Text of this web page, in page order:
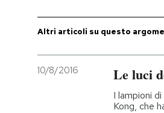
Altri articoli su questo
10/8/2016 Le luci
I lampioni
Kong, che